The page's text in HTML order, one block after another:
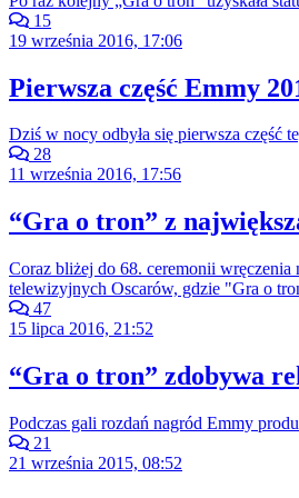
15
19 września 2016, 17:06
Pierwsza część Emmy
Dziś w nocy odbyła się pierwsza część
28
11 września 2016, 17:56
“Gra o tron” z
Coraz bliżej do 68. ceremonii wręczenia
telewizyjnych Oscarów, gdzie "Gra o
47
15 lipca 2016, 21:52
“Gra o tron” zdobywa
Podczas gali rozdań nagród Emmy
21
21 września 2015, 08:52